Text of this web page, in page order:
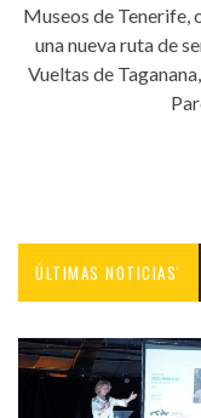
Museos de Tenerife,
una nueva ruta de
Vueltas de
ÚLTIMAS NOTICIAS'